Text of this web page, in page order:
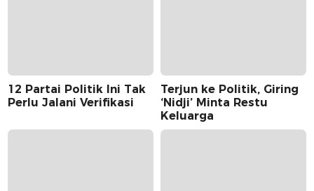
12 Partai Politik Ini Tak
Perlu Jalani Verifikasi
Terjun ke Politik, Giring
‘Nidji’ Minta Restu
Keluarga